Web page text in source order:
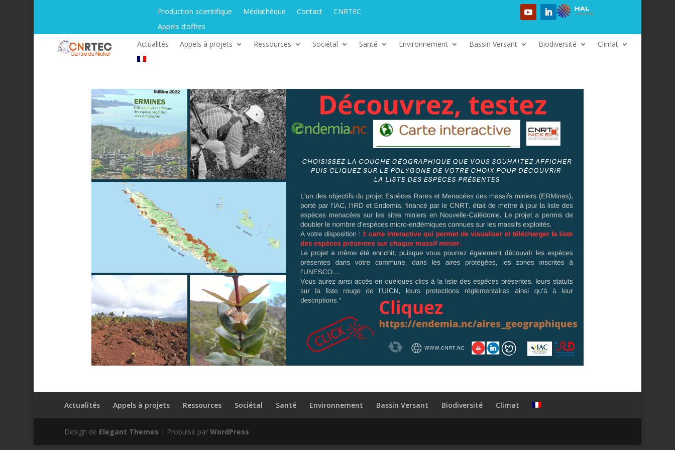
Production scientifique Médiathèque Contact
CNRTEC
Appels d’offres
Actualités
Appels à projets Ressources Sociétal Santé Environnement Bassin Versant Biodiversité Climat
Actualités Appels à projets Ressources Sociétal Santé Environnement Bassin Versant Biodiversité Climat
Design de Elegant Themes | Propulsé par WordPress